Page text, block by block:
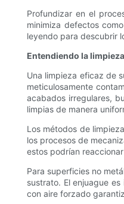
Profundizar en el
minimiza defectos
leyendo para descubrir
Entendiendo la
Una limpieza eficaz de
meticulosamente
acabados irregulares,
limpias de manera
Los métodos de
los procesos de
estos podrían
Para superficies no
sustrato. El enjuague
con aire forzado